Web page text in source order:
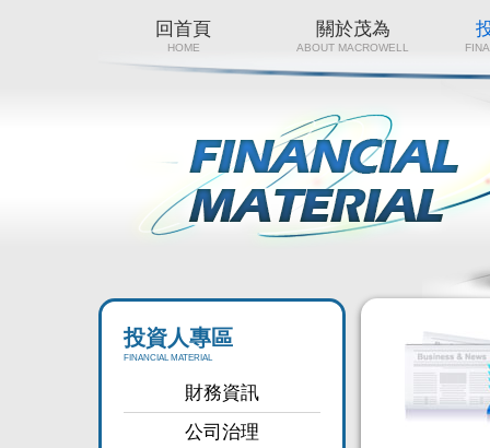
回首頁
HOME
關於茂為
ABOUT MACROWELL
投資人專區
FINANCIAL MATERIAL
財務資訊
公司治理